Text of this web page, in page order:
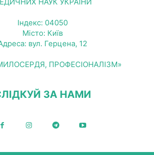
Індекс: 04050
Місто: Київ
вул. Герцена, 12
ПРОФЕСІОНАЛІЗМ»
ЗА НАМИ